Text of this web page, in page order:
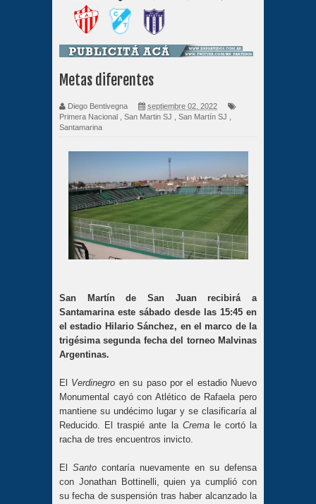
Metas diferentes
Diego Bentivegna
septiembre 02, 2022
Primera Nacional
San Martin SJ San Martín SJ
Santamarina
San Martín de San Juan recibirá a
Santamarina este sábado desde las 15:45 en
el estadio Hilario Sánchez, en el marco de la
trigésima segunda fecha del torneo Malvinas
Argentinas.
El Verdinegro en su paso por el estadio Nuevo
Monumental cayó con Atlético de Rafaela pero
mantiene su undécimo lugar y se clasificaría al
Reducido. El traspié ante laCremale cortó la
racha de tres encuentros invicto.
El Santo contaría nuevamente en su defensa
con Jonathan Bottinelli, quien ya cumplió con
su fecha de suspensión tras haber alcanzado la